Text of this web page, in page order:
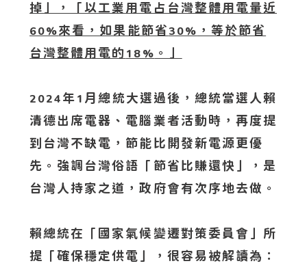
掉」，「以工業用電占台灣整體用電量近
60%來看，如果能節省30% ，等於節省
台灣整體用電的 18% 。」
2024 年 1 月總統大選過後，總統當選人賴
清德出席電器、電腦業者活動時，再度提
到台灣不缺電，節能比開發新電源更優
先。強調台灣俗語「節省比賺還快」，是
台灣人持家之道，政府會有次序地去做。
賴總統在「國家氣候變遷對策委員會」所
提「確保穩定供電」，很容易被解讀為：